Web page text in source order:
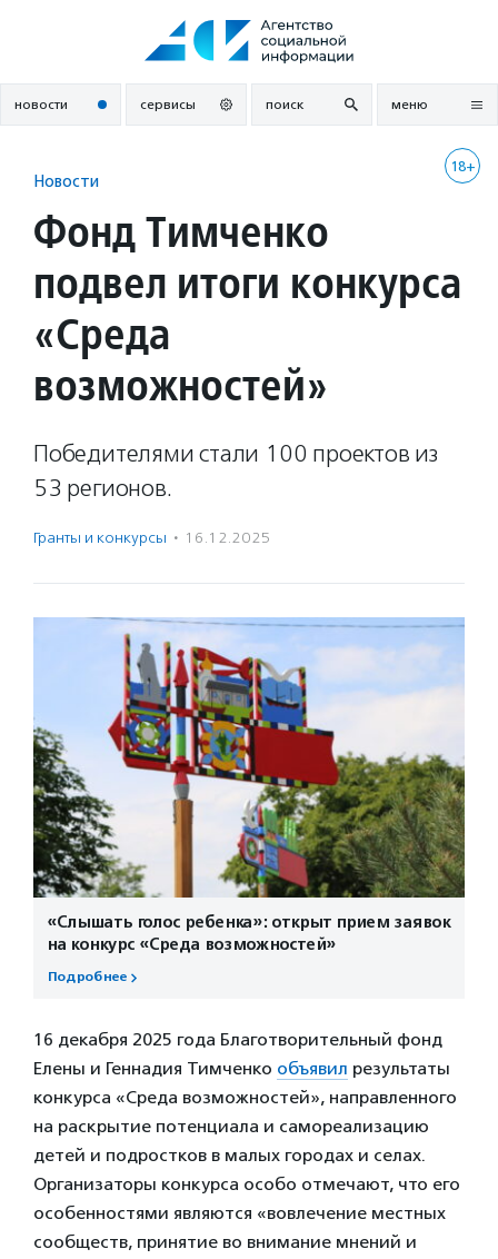
новости сервисы поиск меню
18+
Новости
Фонд Тимченко
подвел итоги конкурса
«Среда
возможностей»
Победителями стали 100 проектов из
53 регионов.
Гранты и конкурсы · 16.12.2025
«Слышать голос ребенка»: открыт прием заявок
на конкурс «Среда возможностей»
Подробнее
16 декабря 2025 года Благотворительный фонд
Елены и Геннадия Тимченко объявил результаты
конкурса «Среда возможностей», направленного
на раскрытие потенциала и самореализацию
детей и подростков в малых городах и селах.
Организаторы конкурса особо отмечают, что его
особенностями являются «вовлечение местных
сообществ, принятие во внимание мнений и